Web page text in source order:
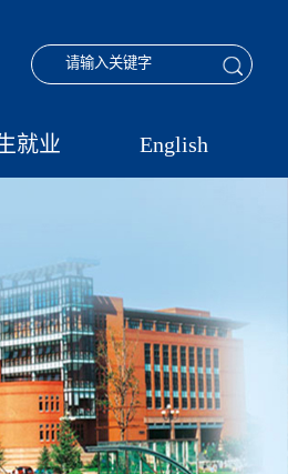
就业 English